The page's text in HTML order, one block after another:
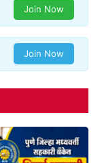
Join Now
Join Now